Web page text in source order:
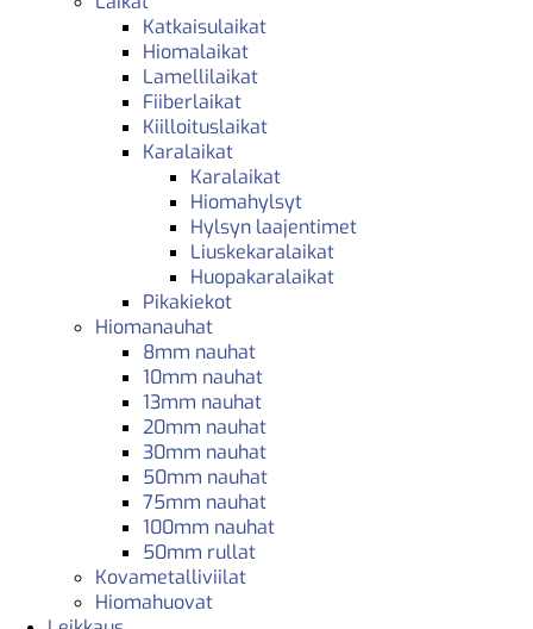
Katkaisulaikat
Hiomalaikat
Lamellilaikat
Fiiberlaikat
Kiilloituslaikat
Karalaikat
Karalaikat
Hiomahylsyt
Hylsyn laajentimet
Liuskekaralaikat
Huopakaralaikat
Pikakiekot
Hiomanauhat
8mm nauhat
10mm nauhat
13mm nauhat
20mm nauhat
30mm nauhat
50mm nauhat
75mm nauhat
100mm nauhat
50mm rullat
Kovametalliviilat
Hiomahuovat